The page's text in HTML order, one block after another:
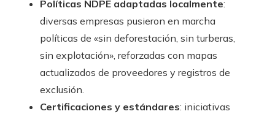
Políticas NDPE adaptadas localmente:
diversas empresas pusieron en marcha
políticas de «sin deforestación, sin turberas,
sin explotación», reforzadas con mapas
actualizados de proveedores y registros de
exclusión.
Certificaciones y estándares: iniciativas